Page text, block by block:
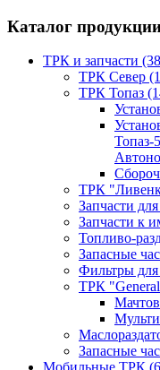
Каталог
ТРК и запчасти
ТРК Север
ТРК Топаз
Топаз-
ТРК
Запчасти
Запчасти к
Топливо-
Запасные
Фильтры
ТРК
Запасные